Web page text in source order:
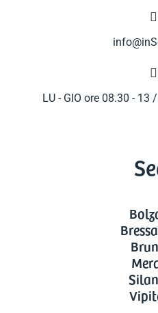


LU - GIO ore 08.30 - 13